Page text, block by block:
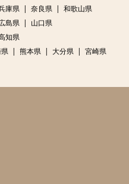
庫県 奈良県
和歌山県
島県
山口県
知県
熊本県 大分県
宮崎県